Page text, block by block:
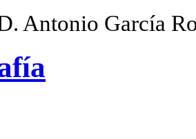
Antonio García